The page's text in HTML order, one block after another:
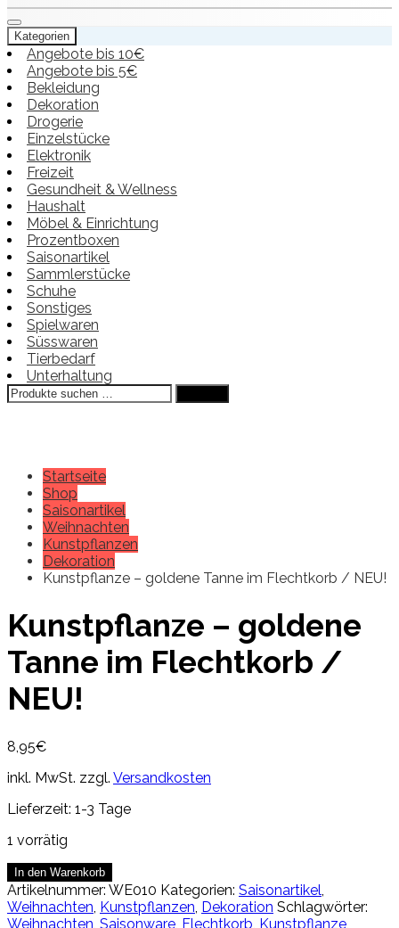
Kategorien
Angebote bis 10€
Angebote bis 5€
Bekleidung
Dekoration
Drogerie
Einzelstücke
Elektronik
Freizeit
Gesundheit & Wellness
Haushalt
Möbel & Einrichtung
Prozentboxen
Saisonartikel
Sammlerstücke
Schuhe
Sonstiges
Spielwaren
Süsswaren
Tierbedarf
Unterhaltung
Suchen
nach:
Startseite
Shop
Saisonartikel
Weihnachten
Kunstpflanzen
Dekoration
Kunstpflanze – goldene Tanne im Flechtkorb / NEU!
Kunstpflanze – goldene
Tanne im Flechtkorb /
NEU!
8,95€
inkl. MwSt. zzgl. Versandkosten
Lieferzeit: 1-3 Tage
1 vorrätig
Kunstpflanze
-
goldene
Tanne
In den Warenkorb
Artikelnummer: WE010 Kategorien: Saisonartikel
Weihnachten Kunstpflanzen Dekoration Schlagwörter:
Weihnachten Saisonware Flechtkorb Kunstpflanze